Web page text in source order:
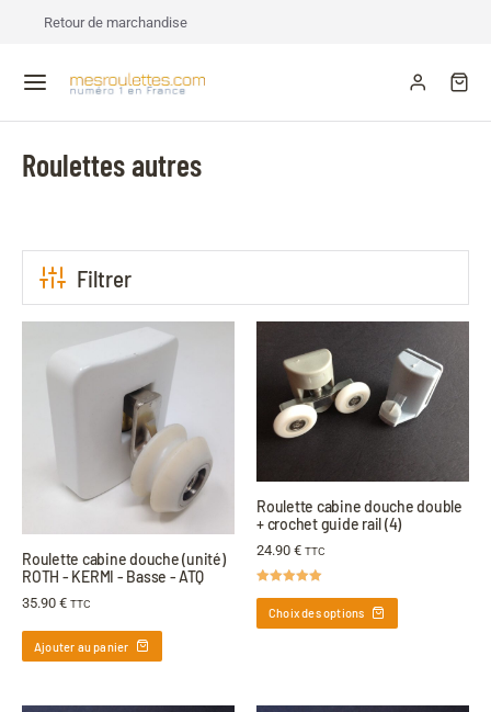
Retour de marchandise
Roulettes autres
Filtrer
Roulette cabine douche (unité)
ROTH - KERMI - Basse - ATQ
35.90 € TTC
Ajouter au panier
Roulette cabine douche double
+ crochet guide rail (4)
24.90 € TTC
Choix des options